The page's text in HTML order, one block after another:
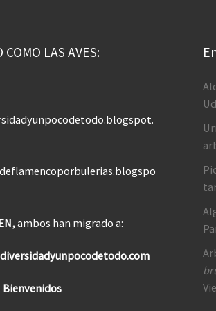
COMO LAS AVES:
ambos han migrado a:
Bienvenidos